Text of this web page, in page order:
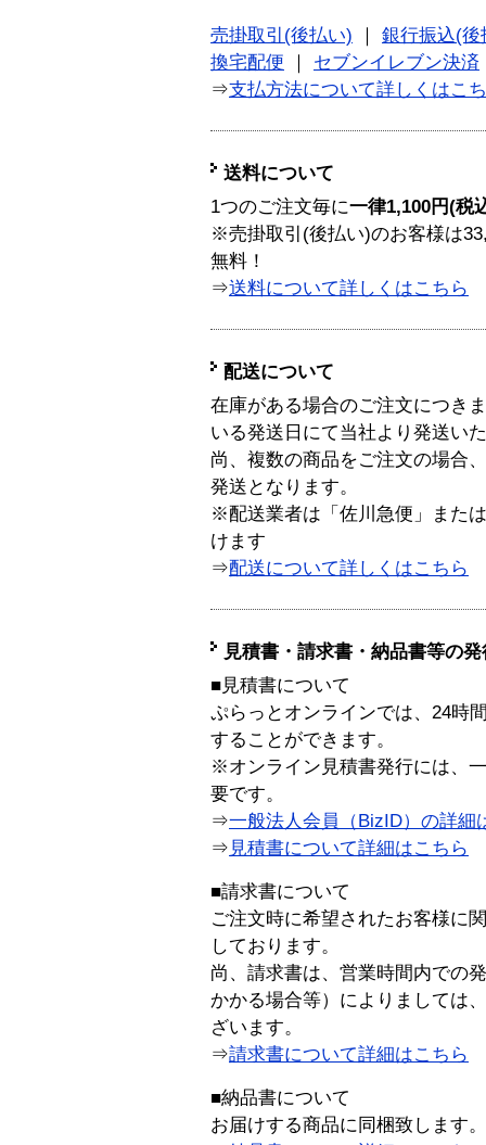
売掛取引(後払い)
銀行振込(後
換宅配便
セブンイレブン決済
⇒支払方法について詳しくはこ
送料について
1つのご注文毎に一律1,100円(税
※売掛取引(後払い)のお客様は
無料！
⇒送料について詳しくはこちら
配送について
在庫がある場合のご注文につき
いる発送日にて当社より発送い
尚、複数の商品をご注文の場合
発送となります。
※配送業者は「佐川急便」また
けます
⇒配送について詳しくはこちら
見積書・請求書・納品書等の
■見積書について
ぷらっとオンラインでは、24時
することができます。
※オンライン見積書発行には、
要です。
⇒一般法人会員（BizID）の詳細
⇒ 見積書について詳細はこちら
■請求書について
ご注文時に希望されたお客様に
しております。
尚、請求書は、営業時間内での
かかる場合等）によりましては
ざいます。
⇒請求書について詳細はこちら
■納品書について
お届けする商品に同梱致します。